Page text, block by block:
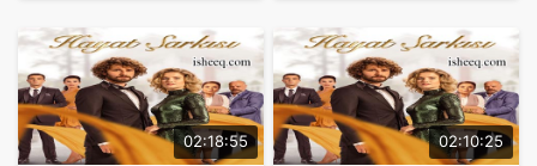
02:10:25
02:18:55